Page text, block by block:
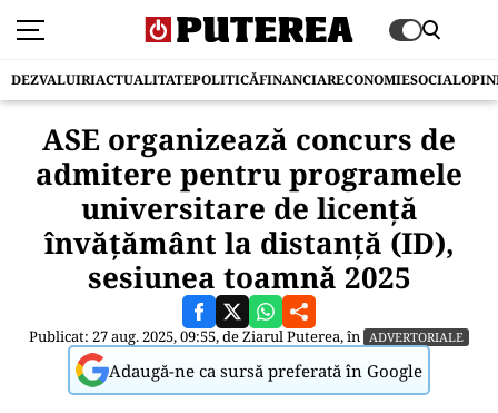
DEZVALUIRIACTUALITATEPOLITICĂFINANCIARECONOMIESOCIAL
ASE organizează concurs de
admitere pentru programele
universitare de licență
învățământ la distanță (ID),
sesiunea toamnă 2025
Publicat: 27 aug. 2025, 09:55, deZiarul Puterea, în ADVERTORIALE
Adaugă-ne ca sursă preferată în Google